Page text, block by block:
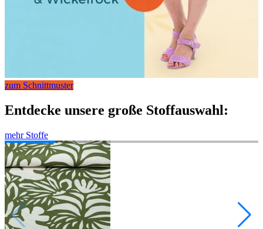
zum Schnittmuster
Entdecke unsere große Stoffauswahl:
mehr Stoffe